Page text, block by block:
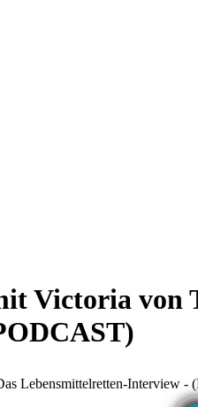
Victoria von
Lebensmittelretten-